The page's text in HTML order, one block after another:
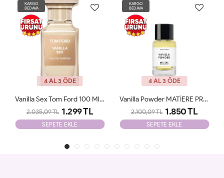
KARGO
BEDAVA
4 AL 3 ÖDE
Vanilla Sex Tom Ford 100 Ml Tester
2.035,09 TL 1.299 TL
SEPETE EKLE
KARGO
BEDAVA
4 AL 3 ÖDE
Vanilla Powder MATİERE PREMİERE 100ml Unisex Tester
2.100,09 TL 1.850 TL
SEPETE EKLE